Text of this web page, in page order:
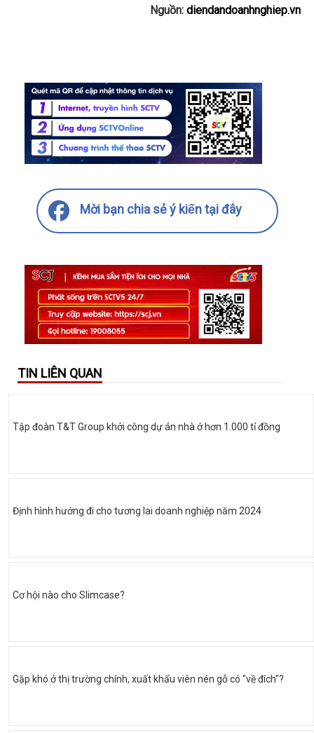
Nguồn: diendandoanhnghiep.vn
Mời bạn chia sẻ ý kiến tại đây
TIN LIÊN QUAN
Tập đoàn T&T Group khởi công dự án nhà ở hơn 1.000 tỉ đồng
Định hình hướng đi cho tương lai doanh nghiệp năm 2024
Cơ hội nào cho Slimcase?
Gặp khó ở thị trường chính, xuất khẩu viên nén gỗ có "về đích"?